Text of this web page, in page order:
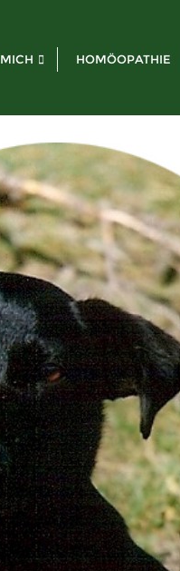
HOMÖOPATHIE